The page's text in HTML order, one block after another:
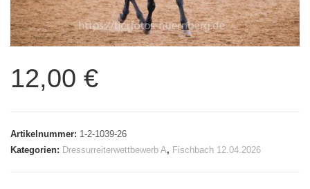
12,00 €
Artikelnummer: 1-2-1039-26
Kategorien: Dressurreiterwettbewerb A, Fischbach 12.04.2026